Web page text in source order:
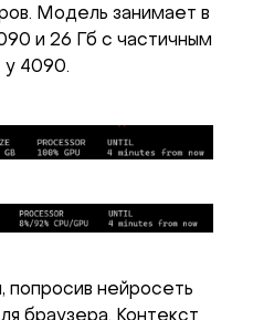
Модель занимает в
и 26 Гб с частичным
у 4090.
попросив нейросеть